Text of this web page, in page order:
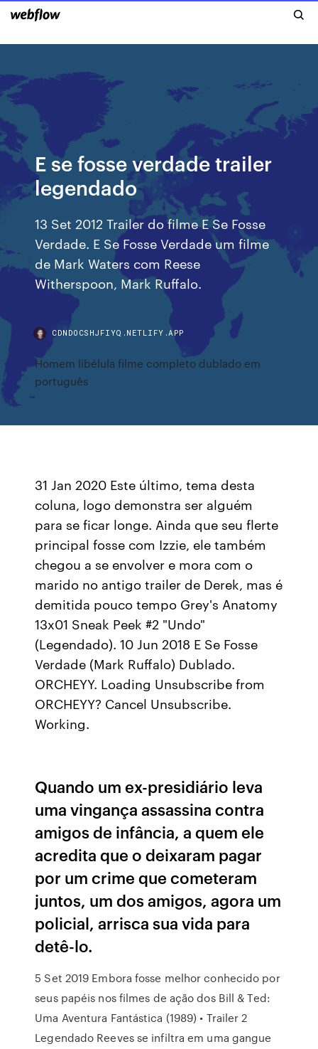
E se fosse verdade trailer
legendado
13 Set 2012 Trailer do filme E Se Fosse
Verdade. E Se Fosse Verdade um filme
de Mark Waters com Reese
Witherspoon, Mark Ruffalo.
CDNDOCSHJFIYQ.NETLIFY.APP
Homem libélula filme completo dublado em
português
31 Jan 2020 Este último, tema desta
coluna, logo demonstra ser alguém
para se ficar longe. Ainda que seu flerte
principal fosse com Izzie, ele também
chegou a se envolver e mora com o
marido no antigo trailer de Derek, mas é
demitida pouco tempo Grey's Anatomy
13x01 Sneak Peek #2 "Undo"
(Legendado). 10 Jun 2018 E Se Fosse
Verdade (Mark Ruffalo) Dublado.
ORCHEYY. Loading Unsubscribe from
ORCHEYY? Cancel Unsubscribe.
Working.
Quando um ex-presidiário leva
uma vingança assassina contra
amigos de infância, a quem ele
acredita que o deixaram pagar
por um crime que cometeram
juntos, um dos amigos, agora um
policial, arrisca sua vida para
detê-lo.
5 Set 2019 Embora fosse melhor conhecido por
seus papéis nos filmes de ação dos Bill & Ted:
Uma Aventura Fantástica (1989) • Trailer 2
Legendado Reeves se infiltra em uma gangue